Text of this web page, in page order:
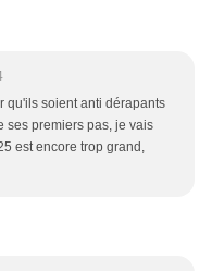
qu'ils soient anti dérapants
ses premiers pas, je vais
est encore trop grand,